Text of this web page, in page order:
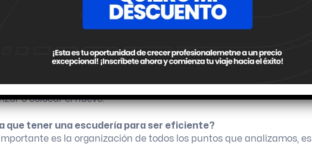
que se desempeña en este rol, suele ser en la mayoría de los
que conoce cada elemento mecánico que tiene el auto
neumáticos. Su tarea se basa en el armado, balanceo, y traslado
en su box correspondiente. Si en el momento de plena carrera, el
esta persona es la encargada de estar parada al lado del
o colocar el nuevo.
que tener una escudería para ser eficiente?
es la organización de todos los puntos que analizamos, es